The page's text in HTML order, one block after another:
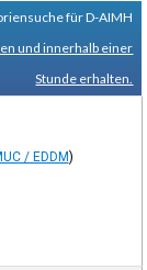
für D-AIMH
und innerhalb einer
Stunde erhalten.
/ EDDM)